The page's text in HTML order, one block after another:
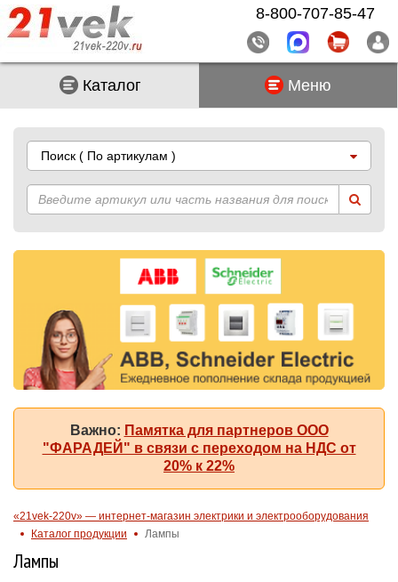
Каталог Меню
Поиск ( По артикулам )
Важно: Памятка для партнеров ООО
"ФАРАДЕЙ" в связи с переходом на НДС от
20% к 22%
«21vek-220v» — интернет-магазин электрики и электрооборудования
Каталог продукции
Лампы
Лампы
8-800-707-85-47